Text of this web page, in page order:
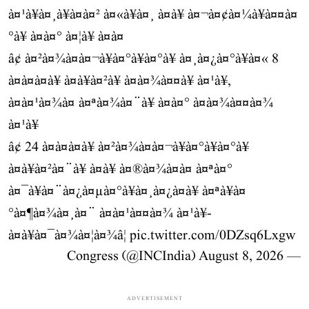
à¤¹à¥à¤¸à¥à¤à¤² à¤«à¥à¤¸ à¤à¥ à¤¬à¤¢à¤¼à¥à¤¤à¤
°à¥ à¤à¤° à¤¦à¥ à¤à¤
â¢ à¤²à¤¾à¤à¤¬à¥à¤°à¥à¤°à¥ à¤¸à¤¿à¤°à¥à¤« 8
à¤à¤à¤à¥ à¤à¥à¤²à¥ à¤à¤¾à¤¤à¥ à¤¹à¥,
à¤à¤¹à¤¾à¤ à¤ªà¤¾à¤¨à¥ à¤­à¤° à¤à¤¾à¤¤à¤¾
à¤¹à¥
â¢ 24 à¤à¤à¤à¥ à¤²à¤¾à¤à¤¬à¥à¤°à¥à¤°à¥
à¤à¥à¤²à¤¨à¥ à¤à¥ à¤®à¤¾à¤à¤ à¤ªà¤°
à¤¯à¥à¤¨à¤¿à¤µà¤°à¥à¤¸à¤¿à¤à¥ à¤ªà¥à¤
°à¤¶à¤¾à¤¸à¤¨ à¤à¤¹à¤¤à¤¾ à¤¹à¥-
à¤à¥à¤¯à¤¾à¤¦à¤¾â¦ pic.twitter.com/0DZsq6Lxgw
— Congress (@INCIndia)
August 8, 2026
ADVERTISEMENT